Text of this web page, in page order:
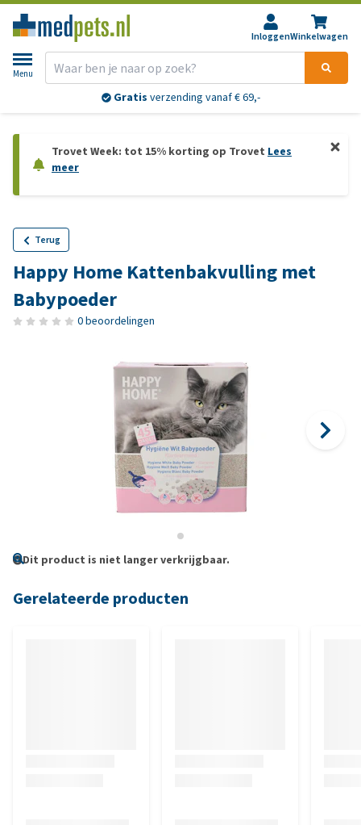
InloggenWinkelwagen
Menu
Gratis verzending vanaf € 69,-
Trovet Week: tot 15% korting op Trovet Lees
meer
Terug
Happy Home Kattenbakvulling met
Babypoeder
0 beoordelingen
Dit product is niet langer verkrijgbaar.
Gerelateerde producten